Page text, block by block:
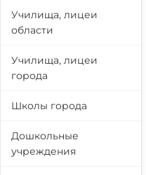
Училища, лицеи
области
Училища, лицеи
города
Школы города
Дошкольные
учреждения